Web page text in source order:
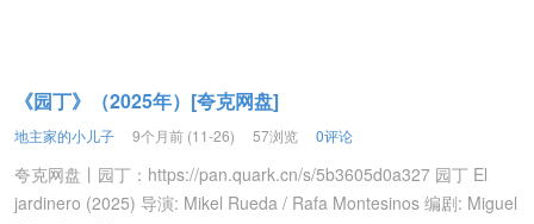
《园丁》（2025年）[夸克网盘]
地主家的小儿子 9个月前 (11-26) 57浏览 0评论
夸克网盘丨园丁：https://pan.quark.cn/s/5b3605d0a327 园丁 El
jardinero (2025) 导演: Mikel Rueda / Rafa Montesinos 编剧: Miguel